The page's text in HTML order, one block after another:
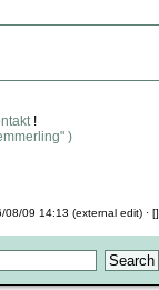
!
)
08/09 14:13 (external edit) · []